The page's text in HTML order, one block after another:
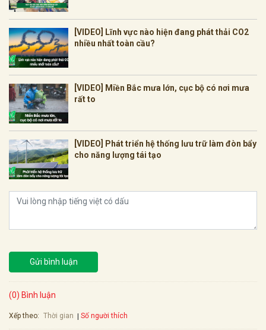
[VIDEO] Lĩnh vực nào hiện đang phát thải CO2
nhiều nhất toàn cầu?
[VIDEO] Miền Bắc mưa lớn, cục bộ có nơi mưa
rất to
[VIDEO] Phát triển hệ thống lưu trữ làm đòn bẩy
cho năng lượng tái tạo
Gửi bình luận
(0) Bình luận
Xếp theo: Thời gian Số người thích